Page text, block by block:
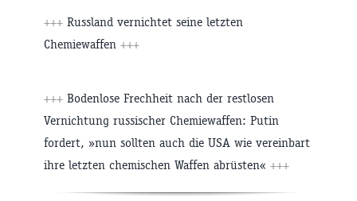
+++ Russland vernichtet seine letzten
Chemiewaffen +++
+++ Bodenlose Frechheit nach der restlosen
Vernichtung russischer Chemiewaffen: Putin
fordert, »nun sollten auch die USA wie vereinbart
ihre letzten chemischen Waffen abrüsten« +++